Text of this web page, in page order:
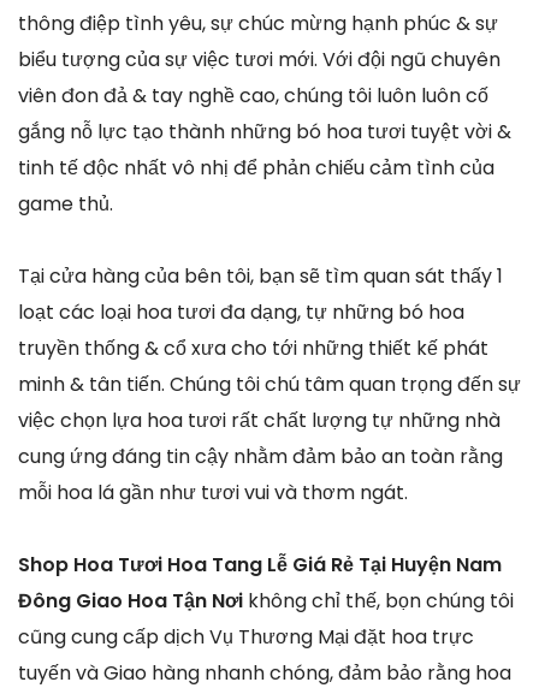
thông điệp tình yêu, sự chúc mừng hạnh phúc & sự
biểu tượng của sự việc tươi mới. Với đội ngũ chuyên
viên đon đả & tay nghề cao, chúng tôi luôn luôn cố
gắng nỗ lực tạo thành những bó hoa tươi tuyệt vời &
tinh tế độc nhất vô nhị để phản chiếu cảm tình của
game thủ.
Tại cửa hàng của bên tôi, bạn sẽ tìm quan sát thấy 1
loạt các loại hoa tươi đa dạng, tự những bó hoa
truyền thống & cổ xưa cho tới những thiết kế phát
minh & tân tiến. Chúng tôi chú tâm quan trọng đến sự
việc chọn lựa hoa tươi rất chất lượng tự những nhà
cung ứng đáng tin cậy nhằm đảm bảo an toàn rằng
mỗi hoa lá gần như tươi vui và thơm ngát.
Shop Hoa Tươi Hoa Tang Lễ Giá Rẻ Tại Huyện Nam
Đông Giao Hoa Tận Nơi không chỉ thế, bọn chúng tôi
cũng cung cấp dịch Vụ Thương Mại đặt hoa trực
tuyến và Giao hàng nhanh chóng, đảm bảo rằng hoa